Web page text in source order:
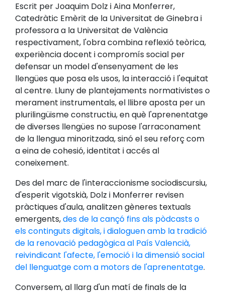
Escrit per Joaquim Dolz i Aina Monferrer,
Catedràtic Emèrit de la Universitat de Ginebra i
professora a la Universitat de València
respectivament, l'obra combina reflexió teòrica,
experiència docent i compromís social per
defensar un model d'ensenyament de les
llengües que posa els usos, la interacció i l'equitat
al centre. Lluny de plantejaments normativistes o
merament instrumentals, el llibre aposta per un
plurilingüisme constructiu, en què l'aprenentatge
de diverses llengües no supose l'arraconament
de la llengua minoritzada, sinó el seu reforç com
a eina de cohesió, identitat i accés al
coneixement.
Des del marc de l'interaccionisme sociodiscursiu,
d'esperit vigotskià, Dolz i Monferrer revisen
pràctiques d'aula, analitzen gèneres textuals
emergents,des de la cançó fins als pòdcasts o
els continguts digitals, i dialoguen amb la tradició
de la renovació pedagògica al País Valencià,
reivindicant l'afecte, l'emoció i la dimensió social
del llenguatge com a motors de l'aprenentatge.
Conversem, al llarg d'un matí de finals de la